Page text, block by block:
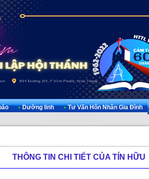
• Dưỡng linh • Tư Vấn Hôn Nhân Gia Đình
THÔNG TIN CHI TIẾT CỦA TÍN HỮU